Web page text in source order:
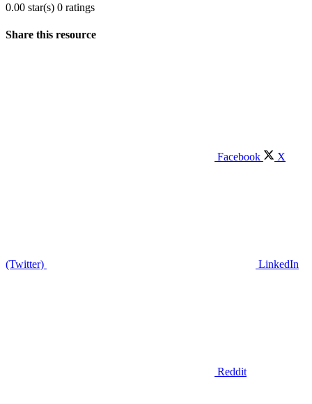
0.00 star(s) 0 ratings
Share this resource
Facebook X
(Twitter) LinkedIn
Reddit